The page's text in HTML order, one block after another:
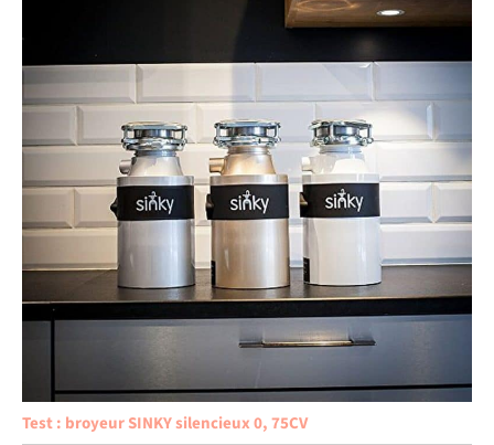
Test : broyeur SINKY silencieux 0, 75CV